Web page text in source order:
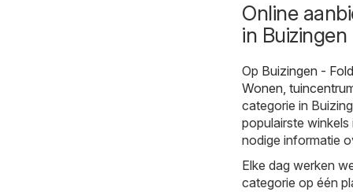
Online
in Buizingen
Op Buizingen -
Wonen,
categorie in
populairste winkels
nodige informatie
Elke dag werken
categorie op één